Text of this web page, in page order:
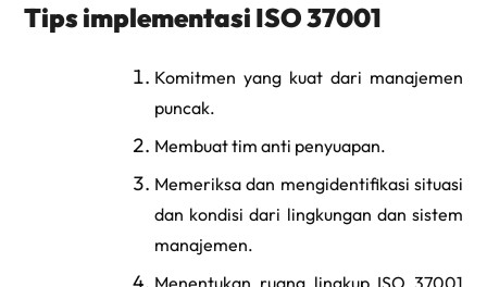
Tips implementasi ISO 37001
Komitmen yang kuat dari manajemen
puncak.
Membuat tim anti penyuapan.
Memeriksa dan mengidentifikasi situasi
dan kondisi dari lingkungan dan sistem
manajemen.